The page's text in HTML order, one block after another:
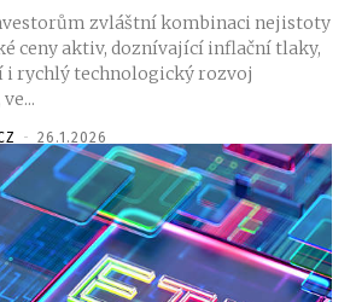
zvláštní kombinaci nejistoty
ceny aktiv, doznívající inflační tlaky,
i rychlý technologický rozvoj
- 26.1.2026